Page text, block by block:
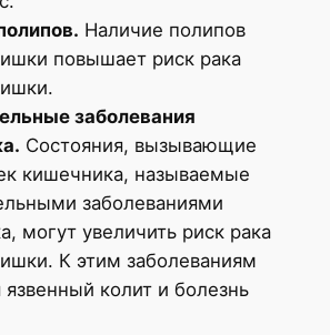
Наличие полипов
повышает риск рака
заболевания
Состояния, вызывающие
кишечника, называемые
заболеваниями
могут увеличить риск рака
К этим заболеваниям
язвенный колит и болезнь